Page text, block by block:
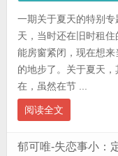
一期关于夏天的特别
天，当时还在旧时租
能房窗紧闭，现在想
的地步了。关于夏天
在，虽然在节 ...
阅读全文
郁可唯-失恋事小：